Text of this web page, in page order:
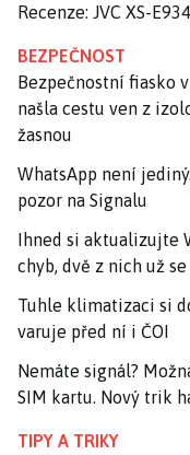
Recenze: JVC XS-
BEZPEČNOST
Bezpečnostní fiasko
našla cestu ven z
žasnou
WhatsApp není
pozor na Signalu
Ihned si aktualizujte
chyb, dvě z nich už
Tuhle klimatizaci si
varuje před ní i ČOI
Nemáte signál?
SIM kartu. Nový trik
TIPY A TRIKY